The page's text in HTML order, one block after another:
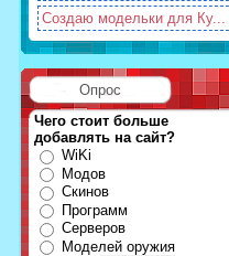
Создаю модельки для Ку...
Опрос
Чего стоит больше
добавлять на сайт?
WiKi
Модов
Скинов
Программ
Серверов
Моделей оружия